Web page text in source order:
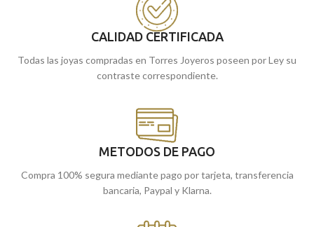
Puedes encontrarlo en nuestras
encargarlo online y te lo enviamos a
Puedes encontrarla en nuestras
tiendas de Málaga, o si lo prefiere
encargarla online y te la enviamos a
CALIDAD CERTIFICADA
Todas las joyas compradas en Torres Joyeros poseen por Ley su
contraste correspondiente.
METODOS DE PAGO
Compra 100% segura mediante pago por tarjeta, transferencia
bancaria, Paypal y Klarna.